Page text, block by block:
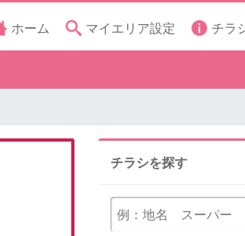
ホーム マイエリア設定 チラ
チラシを探す